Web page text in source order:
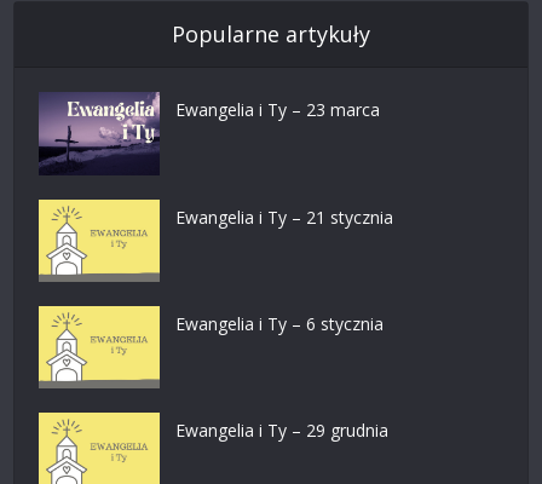
Popularne artykuły
Ewangelia i Ty – 23 marca
Ewangelia i Ty – 21 stycznia
Ewangelia i Ty – 6 stycznia
Ewangelia i Ty – 29 grudnia